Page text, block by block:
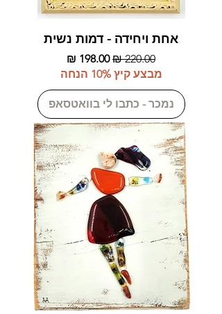
אחת ויחידה - דמות נשית
מחיר רגילמחיר מבצע
מבצע קיץ 10% הנחה
נמכר - כתבו לי בוואטסאפ